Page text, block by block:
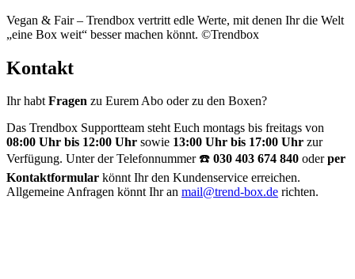
Vegan & Fair – Trendbox vertritt edle Werte, mit denen Ihr die Welt
„eine Box weit“ besser machen könnt. ©Trendbox
Kontakt
Ihr habtFragen zu Eurem Abo oder zu den Boxen?
Das Trendbox Supportteam steht Euch montags bis freitags von
08:00 Uhr bis 12:00 Uhr sowie 13:00 Uhr bis 17:00 Uhr zur
Verfügung. Unter der Telefonnummer ☎️ 030 403 674 840 oderper
Kontaktformular könnt Ihr den Kundenservice erreichen.
Allgemeine Anfragen könnt Ihr an mail@trend-box.de richten.